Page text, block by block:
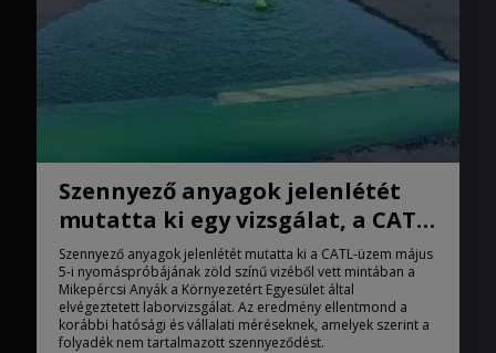
Szennyező anyagok jelenlétét
mutatta ki egy vizsgálat, a CATL
nyomáspróbájának zöld színű
vizéből
Szennyező anyagok jelenlétét mutatta ki a CATL-üzem május
5-i nyomáspróbájának zöld színű vizéből vett mintában a
Mikepércsi Anyák a Környezetért Egyesület által
elvégeztetett laborvizsgálat. Az eredmény ellentmond a
korábbi hatósági és vállalati méréseknek, amelyek szerint a
folyadék nem tartalmazott szennyeződést.